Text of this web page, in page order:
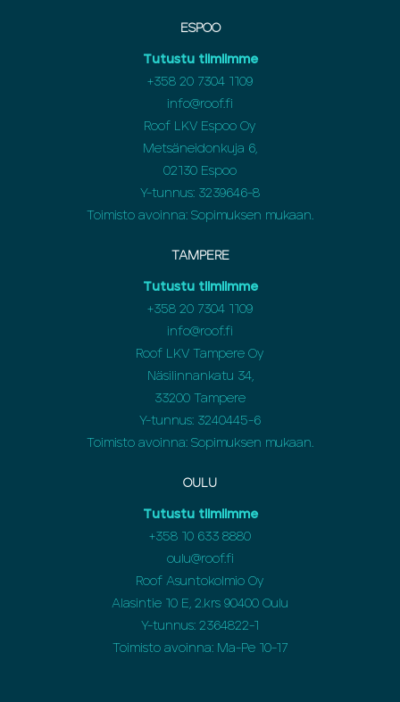
ESPOO
Tutustu tiimiimme
+358 20 7304 1109
info@roof.fi
Roof LKV Espoo Oy
Metsäneidonkuja 6,
02130 Espoo
Y-tunnus: 3239646-8
Toimisto avoinna: Sopimuksen mukaan.
TAMPERE
Tutustu tiimiimme
+358 20 7304 1109
info@roof.fi
Roof LKV Tampere Oy
Näsilinnankatu 34,
33200 Tampere
Y-tunnus: 3240445-6
Toimisto avoinna: Sopimuksen mukaan.
OULU
Tutustu tiimiimme
+358 10 633 8880
oulu@roof.fi
Roof Asuntokolmio Oy
Alasintie 10 E, 2.krs 90400 Oulu
Y-tunnus: 2364822-1
Toimisto avoinna: Ma-Pe 10-17